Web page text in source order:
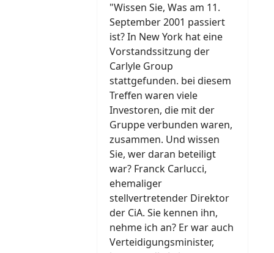
"Wissen Sie, Was am 11.
September 2001 passiert
ist? In New York hat eine
Vorstandssitzung der
Carlyle Group
stattgefunden. bei diesem
Treffen waren viele
Investoren, die mit der
Gruppe verbunden waren,
zusammen. Und wissen
Sie, wer daran beteiligt
war? Franck Carlucci,
ehemaliger
stellvertretender Direktor
der CiA. Sie kennen ihn,
nehme ich an? Er war auch
Verteidigungsminister,